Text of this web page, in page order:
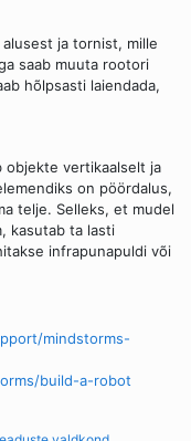
ja tornist, mille
saab muuta rootori
hõlpsasti laiendada,
objekte vertikaalselt ja
on pöördalus,
telje. Selleks, et mudel
kasutab ta lasti
infrapunapuldi või
mindstorms-
build-a-robot